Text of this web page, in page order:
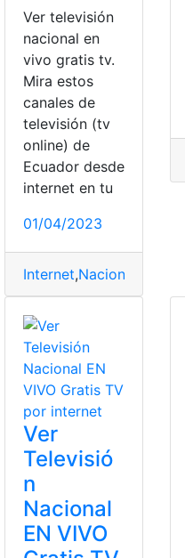
,Internet,Noticias
Plataforma,Sistema,
Ver televisión
nacional en
vivo gratis tv.
Mira estos
canales de
televisión (tv
online) de
Ecuador desde
internet en tu
01/04/2023
Internet,Nacional
Ver
Televisió
n
Nacional
EN VIVO